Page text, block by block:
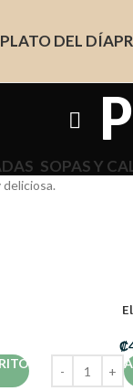
PLATO DEL DÍA
SOPAS Y
₡